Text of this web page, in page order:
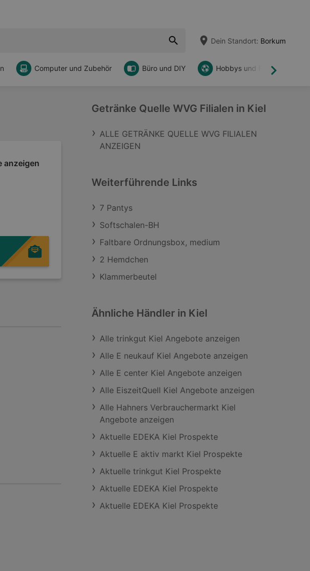
Dein Standort: Borkum
Weiter
Computer und Zubehör Büro und DIY Hobbys und Freizeit
anzeigen
Getränke Quelle WVG Filialen in Kiel
ALLE GETRÄNKE QUELLE WVG FILIALEN
ANZEIGEN
Weiterführende Links
7 Pantys
Softschalen-BH
Faltbare Ordnungsbox, medium
2 Hemdchen
Klammerbeutel
Ähnliche Händler in Kiel
Alle trinkgut Kiel Angebote anzeigen
Alle E neukauf Kiel Angebote anzeigen
Alle E center Kiel Angebote anzeigen
Alle EiszeitQuell Kiel Angebote anzeigen
Alle Hahners Verbrauchermarkt Kiel
Angebote anzeigen
Aktuelle EDEKA Kiel Prospekte
Aktuelle E aktiv markt Kiel Prospekte
Aktuelle trinkgut Kiel Prospekte
Aktuelle EDEKA Kiel Prospekte
Aktuelle EDEKA Kiel Prospekte